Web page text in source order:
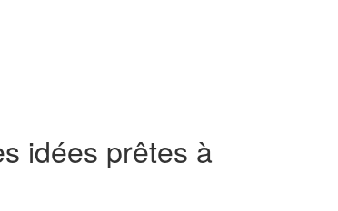
idées prêtes à